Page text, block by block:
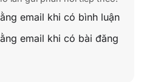
email khi có bình luận
email khi có bài đăng